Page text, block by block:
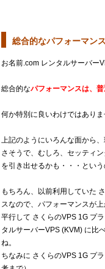
総合的なパフォーマン
お名前.com レンタルサーバー
総合的なパフォーマンスは、
何か特別に良いわけではあり
上記のようにいろんな面から
さそうで、むしろ、セッティ
を引き出せるかも・・・という
もちろん、以前利用していた
スなので、パフォーマンスが上
平行して さくらのVPS 1G プ
タルサーバーVPS (KVM) に比
ね。
ちなみに さくらのVPS 1G プ